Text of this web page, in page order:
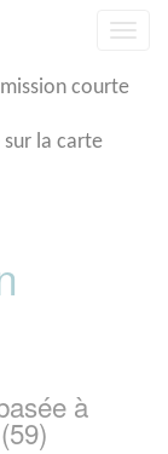
courte
sur la carte
à